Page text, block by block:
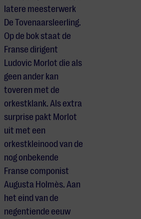
latere meesterwerk
De Tovenaarsleerling.
Op de bok staat de
Franse dirigent
Ludovic Morlot die als
geen ander kan
toveren met de
orkestklank. Als extra
surprise pakt Morlot
uit met een
orkestkleinood van de
nog onbekende
Franse componist
Augusta Holmès. Aan
het eind van de
negentiende eeuw